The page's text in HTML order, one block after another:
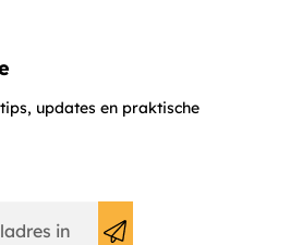
updates en praktische